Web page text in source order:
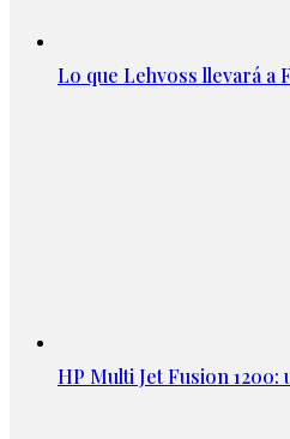
Lo que Lehvoss llevará a
HP Multi Jet Fusion 1200: